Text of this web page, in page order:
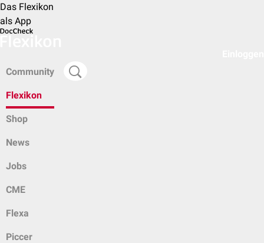
Das Flexikon
als App
Community
Flexikon
Shop
News
Jobs
CME
Flexa
Piccer